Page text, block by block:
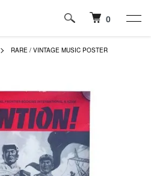
0
RARE / VINTAGE MUSIC POSTER